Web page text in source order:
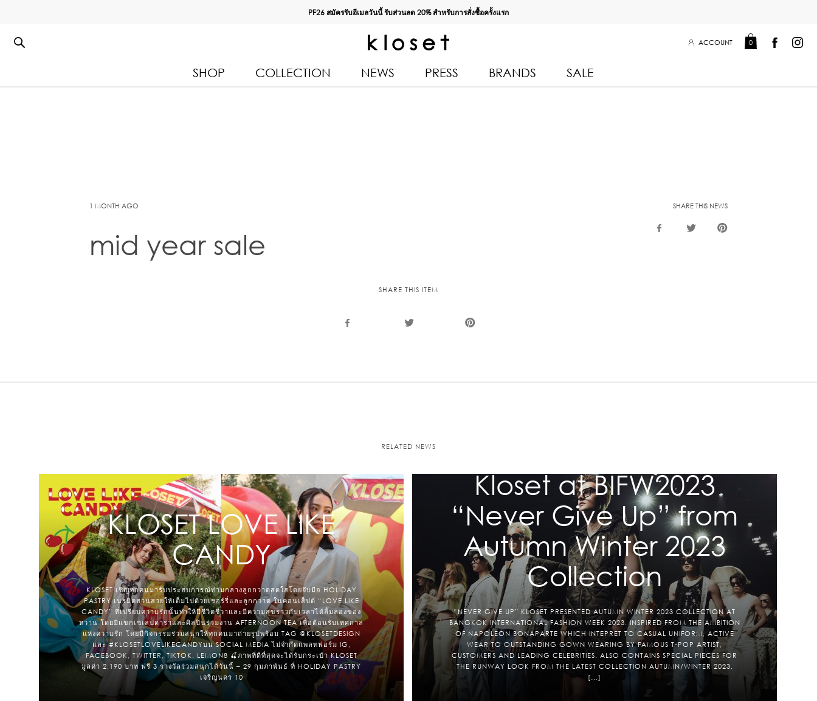
PF26 สมัครรับอีเมลวันนี้ รับส่วนลด20%สำหรับการสั่งซื้อครั้งแรก
SHOP COLLECTION NEWS PRESS BRANDS SALE
ACCOUNT 0
1 MONTH AGO
mid year sale
SHARE THIS NEWS
SHARE THIS ITEM
RELATED NEWS
KLOSET LOVE LIKE
CANDY
KLOSET เชิญทุกคนมารับประสบการณ์ท่ามกลางลูกกวาดสดใสโดยจับมือ HOLIDAY
PASTRY เนรมิตสวนสวยให้เต็มไปด้วยเชอร์รี่และลูกกวาด ในคอนเส็ปต์ “LOVE LIKE
CANDY” ที่เปรียบความรักนั้นทำให้มีชีวิตชีวาและมีความสุขราวกับเวลาได้ลิ้มลองของ
หวาน โดยมีแขกเซเลปดาราและศิลปินร่วมงาน AFTERNOON TEA เพื่อต้อนรับเทศกาล
แห่งความรัก โดยมีกิจกรรมร่วมสนุกให้ทุกคนมาถ่ายรูปพร้อม TAG @‌KLOSETDESIGN
และ #KLOSETLOVELIKECANDYบน SOCIAL MEDIA ไม่จำกัดแพลทฟอร์ม IG,
FACEBOOK, TWITTER, TIKTOK, LEMON8 🍒ภาพที่ดีที่สุดจะได้รับกระเป๋า KLOSET
มูลค่า 2,190 บาท ฟรี 3 รางวัลร่วมสนุกได้วันนี้ – 29 กุมภาพันธ์ ที่ HOLIDAY PASTRY
เจริญนคร 10
Kloset at BIFW2023
“Never Give Up” from
Autumn Winter 2023
Collection
“NEVER GIVE UP” KLOSET PRESENTED AUTUMN WINTER 2023 COLLECTION AT
BANGKOK INTERNATIONAL FASHION WEEK 2023. INSPIRED FROM THE AMBITION
OF NAPOLEON BONAPARTE WHICH INTEPRET TO CASUAL UNIFORM, ACTIVE
WEAR TO OUTSTANDING GOWN WEARING BY FAMOUS T-POP ARTIST,
CUSTOMERS AND LEADING CELEBRITIES. ALSO CONTAINS SPECIAL PIECES FOR
THE RUNWAY LOOK FROM THE LATEST COLLECTION AUTUMN/WINTER 2023.
[…]